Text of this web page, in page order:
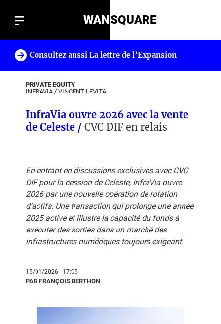
WANSQUARE
Consultez aussi La lettre de l’Expansion
PRIVATE EQUITY
INFRAVIA/ VINCENT LEVITA
InfraVia ouvre 2026 avec la vente
de Celeste / CVC DIF en relais
En entrant en discussions exclusives avec CVC
DIF pour la cession de Celeste, InfraVia ouvre
2026 par une nouvelle opération de rotation
d’actifs. Une transaction qui prolonge une année
2025 active et illustre la capacité du fonds à
exécuter des sorties dans un marché des
infrastructures numériques toujours exigeant.
15/01/2026 - 17:05
PAR FRANÇOIS BERTHON